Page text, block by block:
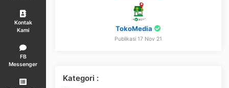
Kontak
Kami
FB
Messenger
TokoMedia
Publikasi 17 Nov 21
Kategori :